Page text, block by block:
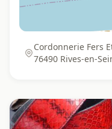
Cordonnerie Fers
76490 Rives-en-